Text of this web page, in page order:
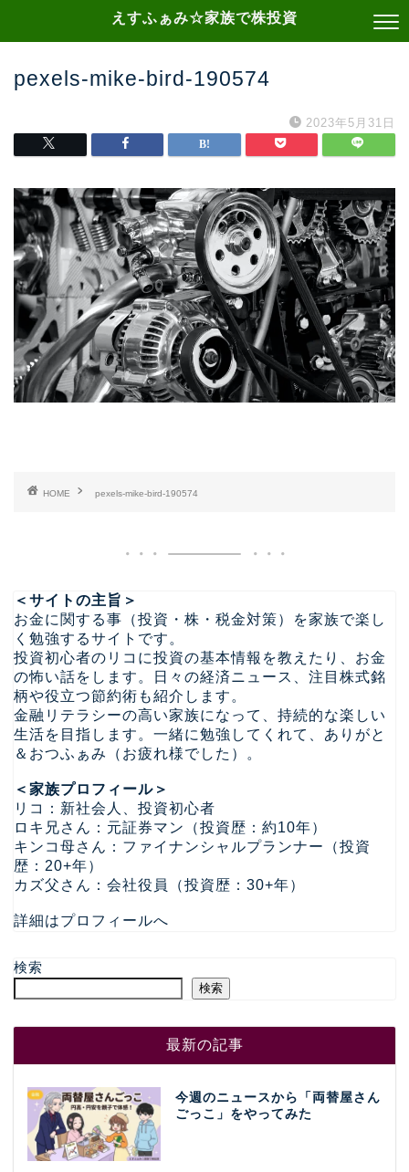
えすふぁみ☆家族で株投資
pexels-mike-bird-190574
2023年5月31日
HOME pexels-mike-bird-190574
＜サイトの主旨＞
お金に関する事（投資・株・税金対策）を家族で楽し
く勉強するサイトです。
投資初心者のリコに投資の基本情報を教えたり、お金
の怖い話をします。日々の経済ニュース、注目株式銘
柄や役立つ節約術も紹介します。
金融リテラシーの高い家族になって、持続的な楽しい
生活を目指します。一緒に勉強してくれて、ありがと
＆おつふぁみ（お疲れ様でした）。
＜家族プロフィール＞
リコ：新社会人、投資初心者
ロキ兄さん：元証券マン（投資歴：約10年）
キンコ母さん：ファイナンシャルプランナー（投資
歴：20+年）
カズ父さん：会社役員（投資歴：30+年）
詳細はプロフィールへ
検索
検索
最新の記事
今週のニュースから「両替屋さん
ごっこ」をやってみた